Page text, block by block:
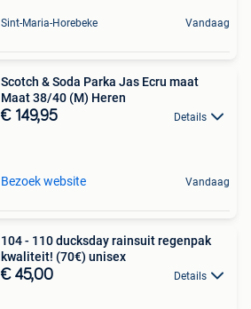
Sint-Maria-Horebeke Vandaag
Scotch & Soda Parka Jas Ecru maat
Maat 38/40 (M) Heren
€ 149,95 Details
Bezoek website Vandaag
104 - 110 ducksday rainsuit regenpak
kwaliteit! (70€) unisex
€ 45,00 Details